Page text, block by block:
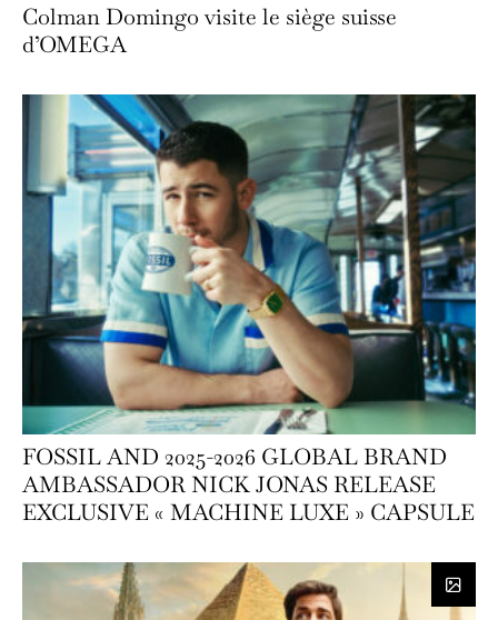
Colman Domingo visite le siège suisse
d’OMEGA
FOSSIL AND 2025-2026 GLOBAL BRAND
AMBASSADOR NICK JONAS RELEASE
EXCLUSIVE « MACHINE LUXE » CAPSULE